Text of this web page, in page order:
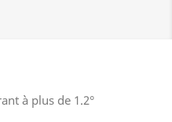
à plus de 1.2°